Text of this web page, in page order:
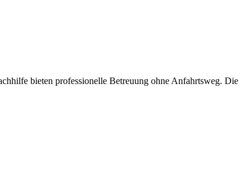
bieten professionelle Betreuung ohne Anfahrtsweg. Die